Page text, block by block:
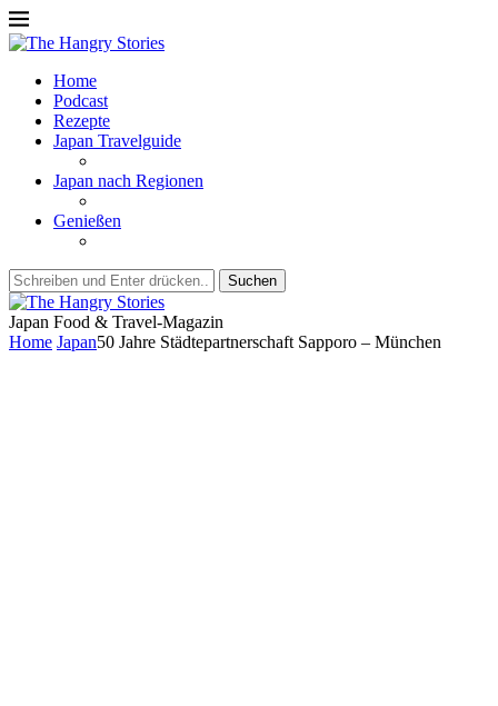
Home
Podcast
Rezepte
Japan Travelguide
Japan nach Regionen
Genießen
Suchen
Japan Food & Travel-Magazin
Home Japan50 Jahre Städtepartnerschaft Sapporo – München